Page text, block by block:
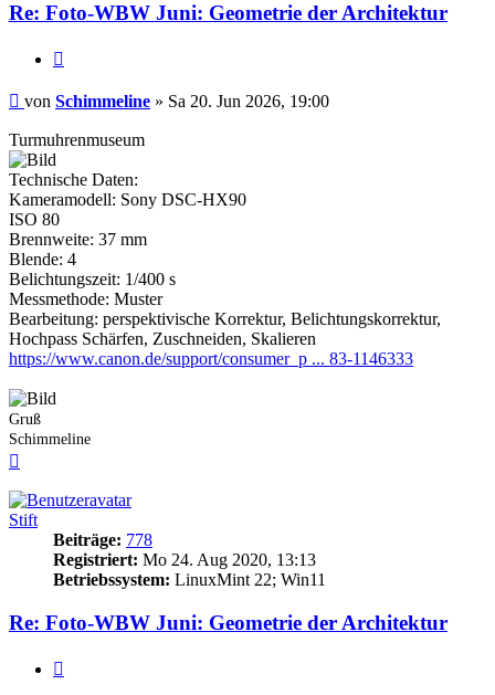
Re: Foto-WBW Juni: Geometrie der Architektur
Beitrag
von Schimmeline » Sa 20. Jun 2026, 19:00
Turmuhrenmuseum
Technische Daten:
Kameramodell: Sony DSC-HX90
ISO 80
Brennweite: 37 mm
Blende: 4
Belichtungszeit: 1/400 s
Messmethode: Muster
Bearbeitung: perspektivische Korrektur, Belichtungskorrektur,
Hochpass Schärfen, Zuschneiden, Skalieren
https://www.canon.de/support/consumer_p ... 83-1146333
Gruß
Schimmeline
Stift
Beiträge: 778
Registriert: Mo 24. Aug 2020, 13:13
Betriebssystem: LinuxMint 22; Win11
Re: Foto-WBW Juni: Geometrie der Architektur